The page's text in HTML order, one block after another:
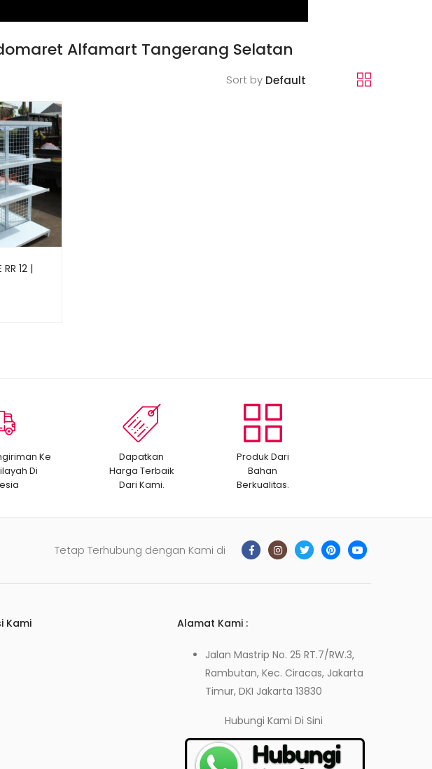
Alfamart Tangerang Selatan
Sort by
12 |
Ke
Di
Dapatkan
Harga Terbaik
Dari Kami.
Produk Dari
Bahan
Berkualitas.
Tetap Terhubung dengan Kami di
Kami Alamat Kami :
Jalan Mastrip No. 25 RT.7/RW.3,
Rambutan, Kec. Ciracas, Jakarta
Timur, DKI Jakarta 13830
Hubungi KamiDi Sini